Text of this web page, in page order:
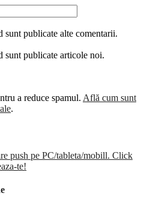
publicate alte comentarii.
sunt publicate articole noi.
a reduce spamul. Află cum sunt
.
push pe PC/tableta/mobill. Click
te!